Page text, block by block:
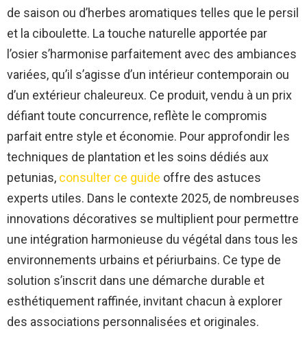
de saison ou d’herbes aromatiques telles que le persil
et la ciboulette. La touche naturelle apportée par
l’osier s’harmonise parfaitement avec des ambiances
variées, qu’il s’agisse d’un intérieur contemporain ou
d’un extérieur chaleureux. Ce produit, vendu à un prix
défiant toute concurrence, reflète le compromis
parfait entre style et économie. Pour approfondir les
techniques de plantation et les soins dédiés aux
petunias, consulter ce guide offre des astuces
experts utiles. Dans le contexte 2025, de nombreuses
innovations décoratives se multiplient pour permettre
une intégration harmonieuse du végétal dans tous les
environnements urbains et périurbains. Ce type de
solution s’inscrit dans une démarche durable et
esthétiquement raffinée, invitant chacun à explorer
des associations personnalisées et originales.